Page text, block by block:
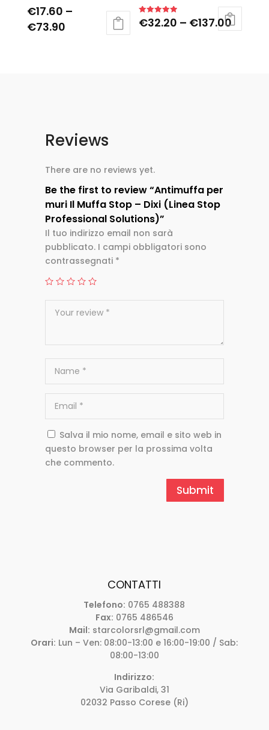
€17.60 –
€73.90
Rated
5.00
€32.20 – €137.00
Reviews
There are no reviews yet.
Be the first to review “Antimuffa per
muri Il Muffa Stop – Dixi (Linea Stop
Professional Solutions)”
Il tuo indirizzo email non sarà
pubblicato. I campi obbligatori sono
contrassegnati *
Salva il mio nome, email e sito web in
questo browser per la prossima volta
che commento.
CONTATTI
Telefono: 0765 488388
Fax: 0765 486546
Mail: starcolorsrl@gmail.com
Orari: Lun – Ven: 08:00-13:00 e 16:00-19:00 / Sab:
08:00-13:00
Indirizzo:
Via Garibaldi, 31
02032 Passo Corese (Ri)